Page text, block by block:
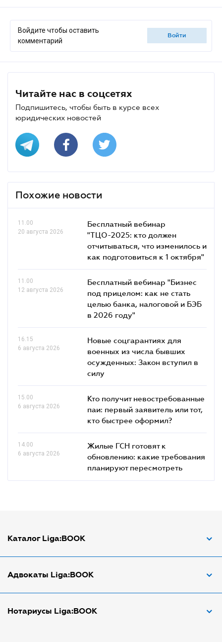
Войдите чтобы оставить
комментарий
войти
Читайте нас в соцсетях
Подпишитесь, чтобы быть в курсе всех
юридических новостей
Похожие новости
11.00
20 августа 2026
Бесплатный вебинар
"ТЦО-2025: кто должен
отчитываться, что изменилось и
как подготовиться к 1 октября"
11.00
12 августа 2026
Бесплатный вебинар "Бизнес
под прицелом: как не стать
целью банка, налоговой и БЭБ
в 2026 году"
16.15
6 августа 2026
Новые соцгарантиях для
военных из числа бывших
осужденных: Закон вступил в
силу
15.00
6 августа 2026
Кто получит невостребованные
паи: первый заявитель или тот,
кто быстрее оформил?
14.00
6 августа 2026
Жилые ГСН готовят к
обновлению: какие требования
планируют пересмотреть
Каталог Liga:BOOK
Адвокат по трудовым спорам
Арбитражный управляющий
Адвокаты Liga:BOOK
Адвокаты в Днепре
Нотариусы Liga:BOOK